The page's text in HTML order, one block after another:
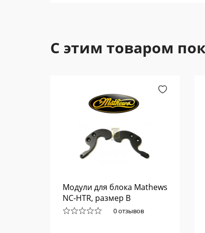
С этим товаром
Модули для блока Mathews
NC-HTR, размер B
0 отзывов